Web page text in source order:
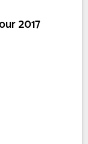
2017